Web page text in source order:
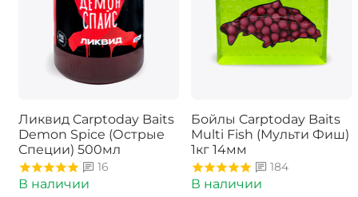
Ликвид Carptoday Baits
Demon Spice (Острые
Специи) 500мл
16
В наличии
Бойлы Carptoday Baits
Multi Fish (Мульти Фиш)
1кг 14мм
184
В наличии